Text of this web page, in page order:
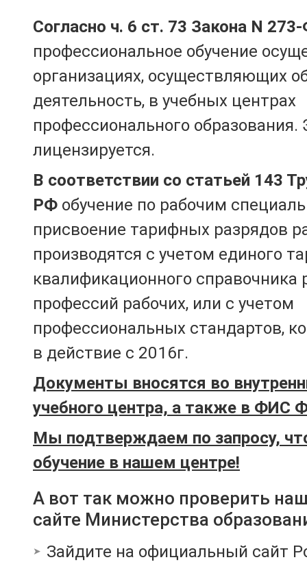
Согласно ч. 6 ст. 73 Закона N
профессиональное обучение
организациях, осуществляющих
деятельность, в учебных центрах
профессионального образования.
лицензируется.
В соответствии со статьей 143
РФ обучение по рабочим
присвоение тарифных разрядов
производятся с учетом единого
квалификационного справочника
профессий рабочих, или с учетом
профессиональных стандартов,
в действие с 2016г.
Документы вносятся во
учебного центра, а также в ФИС
Мы подтверждаем по запросу,
обучение в нашем центре!
А вот так можно проверить
сайте Министерства
Зайдите на официальный сайт